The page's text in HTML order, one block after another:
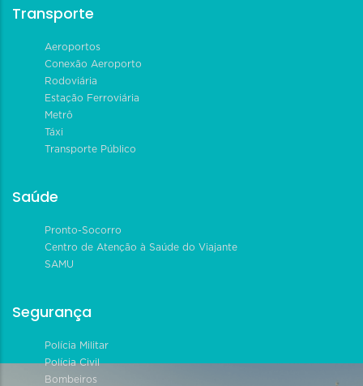
Transporte
Aeroportos
Conexão Aeroporto
Rodoviária
Estação Ferroviária
Metrô
Táxi
Transporte Público
Saúde
Pronto-Socorro
Centro de Atenção à Saúde do Viajante
SAMU
Segurança
Polícia Militar
Polícia Civil
Bombeiros